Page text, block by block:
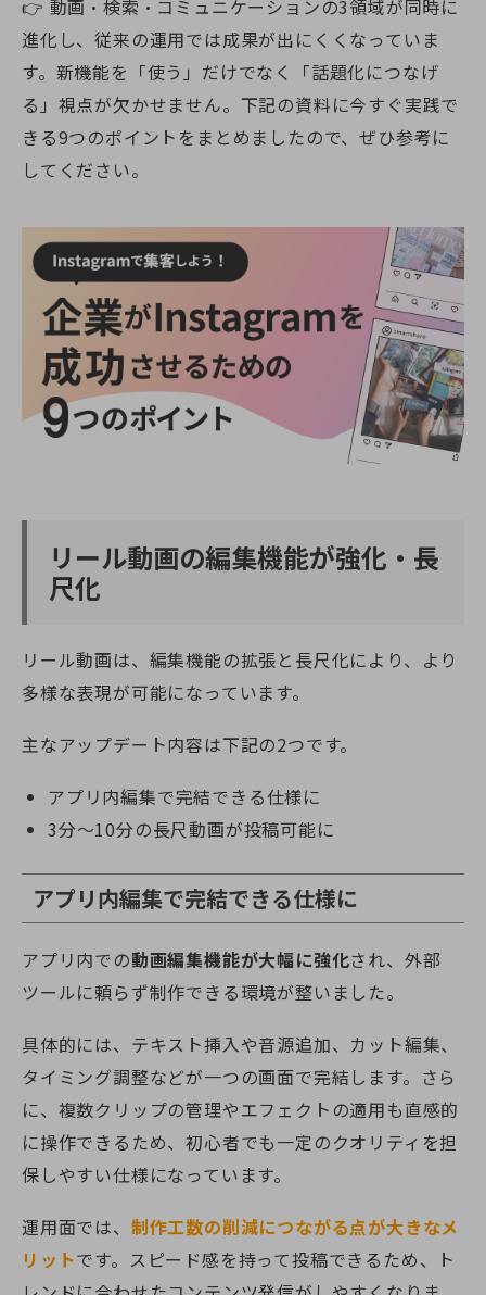
👉 動画・検索・コミュニケーションの3領域が同時に
進化し、従来の運用では成果が出にくくなっていま
す。新機能を「使う」だけでなく「話題化につなげ
る」視点が欠かせません。下記の資料に今すぐ実践で
きる9つのポイントをまとめましたので、ぜひ参考に
してください。
リール動画の編集機能が強化・長
尺化
リール動画は、編集機能の拡張と長尺化により、より
多様な表現が可能になっています。
主なアップデート内容は下記の2つです。
アプリ内編集で完結できる仕様に
3分～10分の長尺動画が投稿可能に
アプリ内編集で完結できる仕様に
アプリ内での動画編集機能が大幅に強化され、外部
ツールに頼らず制作できる環境が整いました。
具体的には、テキスト挿入や音源追加、カット編集、
タイミング調整などが一つの画面で完結します。さら
に、複数クリップの管理やエフェクトの適用も直感的
に操作できるため、初心者でも一定のクオリティを担
保しやすい仕様になっています。
運用面では、 制作工数の削減につながる点が大きなメ
リットです。スピード感を持って投稿できるため、ト